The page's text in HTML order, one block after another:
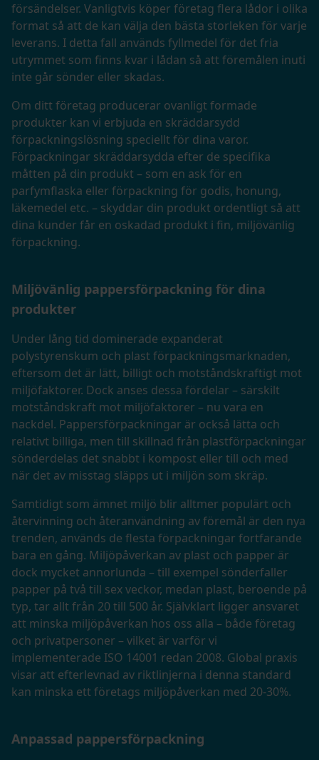
försändelser. Vanligtvis köper företag flera lådor i olika
format så att de kan välja den bästa storleken för varje
leverans. I detta fall används fyllmedel för det fria
utrymmet som finns kvar i lådan så att föremålen inuti
inte går sönder eller skadas.
Om ditt företag producerar ovanligt formade
produkter kan vi erbjuda en skräddarsydd
förpackningslösning speciellt för dina varor.
Förpackningar skräddarsydda efter de specifika
måtten på din produkt – som en ask för en
parfymflaska eller förpackning för godis, honung,
läkemedel etc. – skyddar din produkt ordentligt så att
dina kunder får en oskadad produkt i fin, miljövänlig
förpackning.
Miljövänlig pappersförpackning för dina
produkter
Under lång tid dominerade expanderat
polystyrenskum och plast förpackningsmarknaden,
eftersom det är lätt, billigt och motståndskraftigt mot
miljöfaktorer. Dock anses dessa fördelar – särskilt
motståndskraft mot miljöfaktorer – nu vara en
nackdel. Pappersförpackningar är också lätta och
relativt billiga, men till skillnad från plastförpackningar
sönderdelas det snabbt i kompost eller till och med
när det av misstag släpps ut i miljön som skräp.
Samtidigt som ämnet miljö blir alltmer populärt och
återvinning och återanvändning av föremål är den nya
trenden, används de flesta förpackningar fortfarande
bara en gång. Miljöpåverkan av plast och papper är
dock mycket annorlunda – till exempel sönderfaller
papper på två till sex veckor, medan plast, beroende på
typ, tar allt från 20 till 500 år. Självklart ligger ansvaret
att minska miljöpåverkan hos oss alla – både företag
och privatpersoner – vilket är varför vi
implementerade ISO 14001 redan 2008. Global praxis
visar att efterlevnad av riktlinjerna i denna standard
kan minska ett företags miljöpåverkan med 20-30%.
Anpassad pappersförpackning